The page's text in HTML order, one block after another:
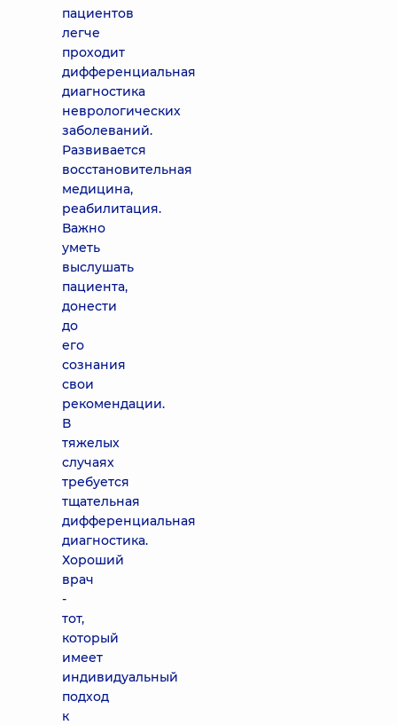
пациентов
легче
проходит
дифференциальная
диагностика
неврологических
заболеваний.
Развивается
восстановительная
медицина,
реабилитация.
Важно
уметь
выслушать
пациента,
донести
до
его
сознания
свои
рекомендации.
В
тяжелых
случаях
требуется
тщательная
дифференциальная
диагностика.
Хороший
врач
-
тот,
который
имеет
индивидуальный
подход
к